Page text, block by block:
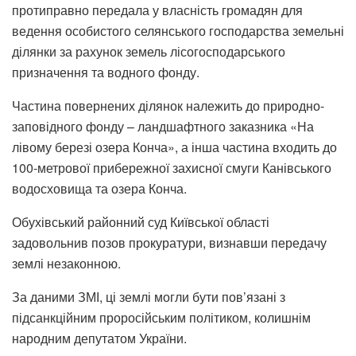
протиправно передала у власність громадян для
ведення особистого селянського господарства земельні
ділянки за рахунок земель лісогосподарського
призначення та водного фонду.
Частина повернених ділянок належить до природно-
заповідного фонду – ландшафтного заказника «На
лівому березі озера Конча», а інша частина входить до
100-метрової прибережної захисної смуги Канівського
водосховища та озера Конча.
Обухівський районний суд Київської області
задовольнив позов прокуратури, визнавши передачу
землі незаконною.
За даними ЗМІ, ці землі могли бути пов’язані з
підсанкційним проросійським політиком, колишнім
народним депутатом України.